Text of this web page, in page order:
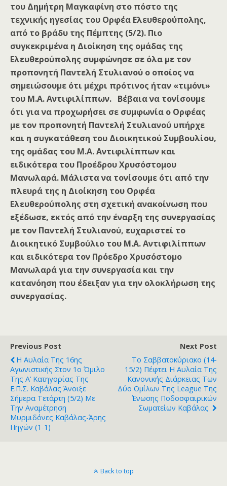
του Δημήτρη Μαγκαφίνη στο πόστο της
τεχνικής ηγεσίας του Ορφέα Ελευθερούπολης,
από το βράδυ της Πέμπτης (5/2). Πιο
συγκεκριμένα η Διοίκηση της ομάδας της
Ελευθερούπολης συμφώνησε σε όλα με τον
προπονητή Παντελή Στυλιανού ο οποίος να
σημειώσουμε ότι μέχρι πρότινος ήταν «τιμόνι»
του Μ.Α. Αντιφιλίππων. Βέβαια να τονίσουμε
ότι για να προχωρήσει σε συμφωνία ο Ορφέας
με τον προπονητή Παντελή Στυλιανού υπήρχε
και η συγκατάθεση του Διοικητικού Συμβουλίου,
της ομάδας του Μ.Α. Αντιφιλίππων και
ειδικότερα του Προέδρου Χρυσόστομου
Μανωλαρά. Μάλιστα να τονίσουμε ότι από την
πλευρά της η Διοίκηση του Ορφέα
Ελευθερούπολης στη σχετική ανακοίνωση που
εξέδωσε, εκτός από την έναρξη της συνεργασίας
με τον Παντελή Στυλιανού, ευχαριστεί το
Διοικητικό Συμβούλιο του Μ.Α. Αντιφιλίππων
και ειδικότερα τον Πρόεδρο Χρυσόστομο
Μανωλαρά για την συνεργασία και την
κατανόηση που έδειξαν για την ολοκλήρωση της
συνεργασίας.
Previous Post
Η Αυλαία Της 16ης
Αγωνιστικής Στον 1ο Όμιλο
Της Α’ Κατηγορίας Της
Ε.Π.Σ. Καβάλας Άνοιξε
Σήμερα Τετάρτη (5/2) Με
Την Αναμέτρηση
Μυρμιδόνες Καβάλας-Άρης
Πηγών (1-1)
Next Post
Το Σαββατοκύριακο (14-
15/2) Πέφτει Η Αυλαία Της
Κανονικής Διάρκειας Των
Δύο Ομίλων Της League Της
Ένωσης Ποδοσφαιρικών
Σωματείων Καβάλας
Back to top